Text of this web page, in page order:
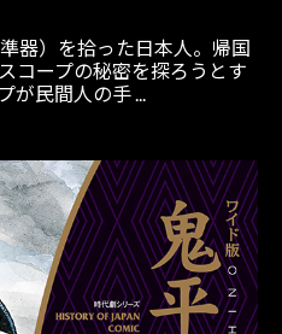
器）を拾った日本人。帰国
コープの秘密を探ろうとす
民間人の手 ...